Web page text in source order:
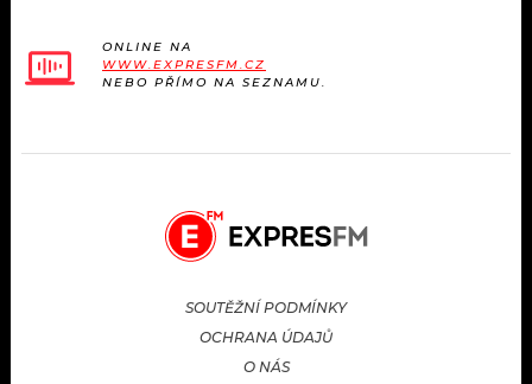
ONLINE NA
WWW.EXPRESFM.CZ
NEBO PŘÍMO NA SEZNAMU.
SOUTĚŽNÍ PODMÍNKY
OCHRANA ÚDAJŮ
O NÁS